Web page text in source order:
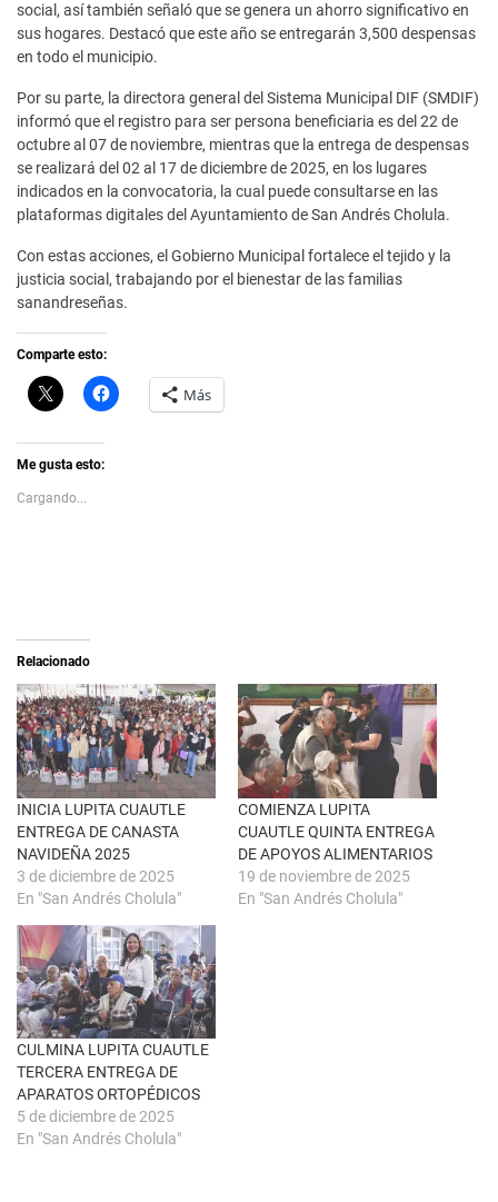
social, así también señaló que se genera un ahorro significativo en
sus hogares. Destacó que este año se entregarán 3,500 despensas
en todo el municipio.
Por su parte, la directora general del Sistema Municipal DIF (SMDIF)
informó que el registro para ser persona beneficiaria es del 22 de
octubre al 07 de noviembre, mientras que la entrega de despensas
se realizará del 02 al 17 de diciembre de 2025, en los lugares
indicados en la convocatoria, la cual puede consultarse en las
plataformas digitales del Ayuntamiento de San Andrés Cholula.
Con estas acciones, el Gobierno Municipal fortalece el tejido y la
justicia social, trabajando por el bienestar de las familias
sanandreseñas.
Comparte esto:
C
l
k
t
s
h
e
b
e
e
n
u
n
a
v
e
n
t
a
n
a
n
u
e
v
a
)
H
a
n
F
a
c
e
b
o
o
k
(
S
e
b
r
e
e
n
u
n
a
v
e
n
t
a
n
a
n
u
e
v
Más
Me gusta esto:
Cargando...
Relacionado
INICIA LUPITA CUAUTLE
ENTREGA DE CANASTA
NAVIDEÑA 2025
3 de diciembre de 2025
En "San Andrés Cholula"
COMIENZA LUPITA
CUAUTLE QUINTA ENTREGA
DE APOYOS ALIMENTARIOS
19 de noviembre de 2025
En "San Andrés Cholula"
CULMINA LUPITA CUAUTLE
TERCERA ENTREGA DE
APARATOS ORTOPÉDICOS
5 de diciembre de 2025
En "San Andrés Cholula"